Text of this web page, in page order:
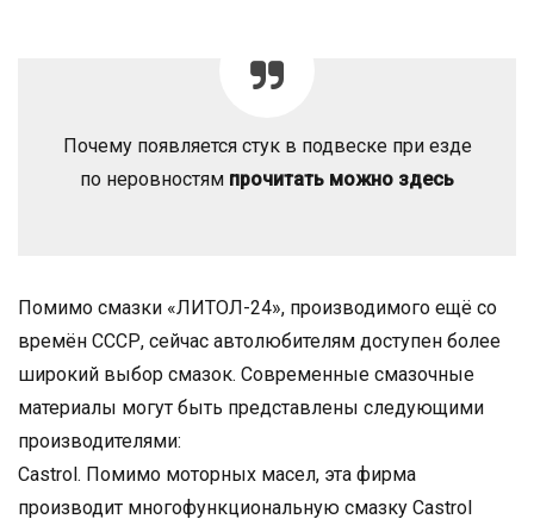
Почему появляется стук в подвеске при езде
по неровностям прочитать можно здесь
Помимо смазки «ЛИТОЛ-24», производимого ещё со
времён СССР, сейчас автолюбителям доступен более
широкий выбор смазок. Современные смазочные
материалы могут быть представлены следующими
производителями:
Castrol. Помимо моторных масел, эта фирма
производит многофункциональную смазку Сastrol